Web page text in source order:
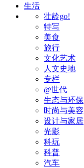
生活
壮龄go!
特写
美食
旅行
文化艺术
人文史地
专栏
@世代
生态与环保
时尚与美容
设计与家居
光影
科玩
科普
汽车